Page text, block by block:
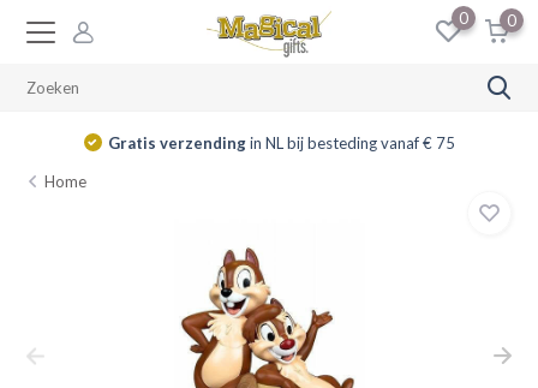
0 0
Gratis verzendingin NL bij besteding vanaf € 75
Home